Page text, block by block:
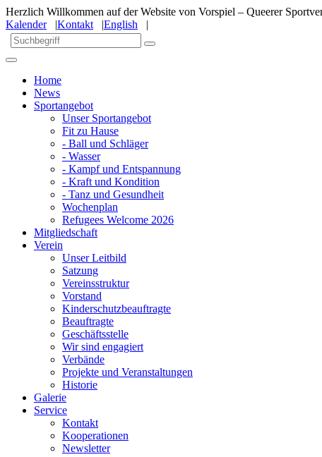
Herzlich Willkommen auf der Website von Vorspiel – Queerer
Kalender|Kontakt |English |
Home
News
Sportangebot
Unser Sportangebot
Fit zu Hause
- Ball und Schläger
- Wasser
- Kampf und Entspannung
- Kraft und Kondition
- Tanz und Gesundheit
Wochenplan
Refugees Welcome 2026
Mitgliedschaft
Verein
Unser Leitbild
Satzung
Vereinsstruktur
Vorstand
Kinderschutzbeauftragte
Beauftragte
Geschäftsstelle
Wir sind engagiert
Verbände
Projekte und Veranstaltungen
Historie
Galerie
Service
Kontakt
Kooperationen
Newsletter